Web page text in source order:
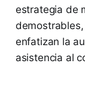
estrategia de
enfatizan la
asistencia al